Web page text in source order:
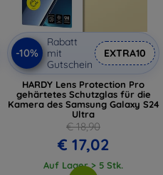
-10%
Rabatt
mit
Gutschein
EXTRA10
HARDY Lens Protection Pro
gehärtetes Schutzglas für die
Kamera des Samsung Galaxy S24
Ultra
€ 18,90
€ 17,02
Auf Lager > 5 Stk.